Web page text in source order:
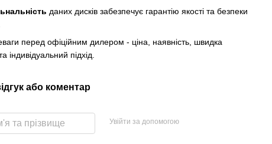
даних дисків забезпечує гарантію якості та безпеки
перед офіційним дилером - ціна, наявність, швидка
індивідуальний підхід.
або коментар
Увійти за допомогою